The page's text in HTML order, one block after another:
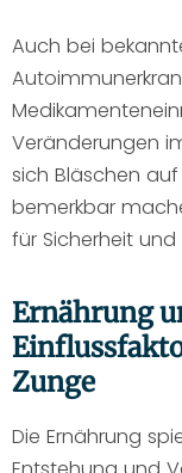
Auch bei
Veränderungen
sich Bläschen
bemerkbar
für Sicherheit und
Ernährung
Zunge
Die Ernährung